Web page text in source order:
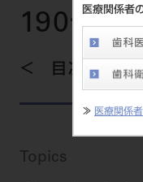
医療関係者
≫ 医療関係
190号
目次を見る
Topics
製品情報トップ
製品カテゴリ
サポート情報
セミナー・イベント